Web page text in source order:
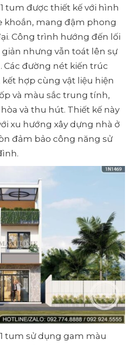
tum được thiết kế với hình
khoắn, mang đậm phong
Công trình hướng đến lối
nhưng vẫn toát lên sự
Các đường nét kiến trúc
hợp cùng vật liệu hiện
và màu sắc trung tính,
và thu hút. Thiết kế này
xu hướng xây dựng nhà ở
đảm bảo công năng sử
tum sử dụng gam màu